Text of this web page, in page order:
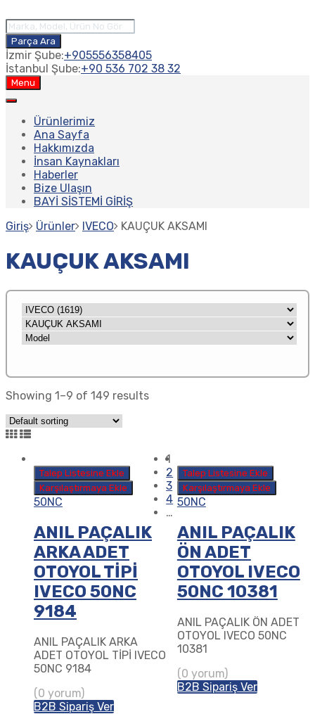
Parça Ara
İzmir Şube:+905556358405
İstanbul Şube:+90 536 702 38 32
Menu
Ürünlerimiz
Ana Sayfa
Hakkımızda
İnsan Kaynakları
Haberler
Bize Ulaşın
BAYİ SİSTEMİ GİRİŞ
Giriş Ürünler IVECO KAUÇUK AKSAMI
KAUÇUK AKSAMI
Showing 1–9 of 149 results
Talep Listesine Ekle
Karşılaştırmaya Ekle
50NC
ANIL PAÇALIK
ARKA ADET
OTOYOL TİPİ
IVECO 50NC
9184
ANIL PAÇALIK ARKA
ADET OTOYOL TİPİ IVECO
50NC 9184
(0 yorum)
B2B Sipariş Ver
Talep Listesine Ekle
Karşılaştırmaya Ekle
50NC
ANIL PAÇALIK
ÖN ADET
OTOYOL IVECO
50NC 10381
ANIL PAÇALIK ÖN ADET
OTOYOL IVECO 50NC
10381
(0 yorum)
B2B Sipariş Ver
1
2
3
4
…